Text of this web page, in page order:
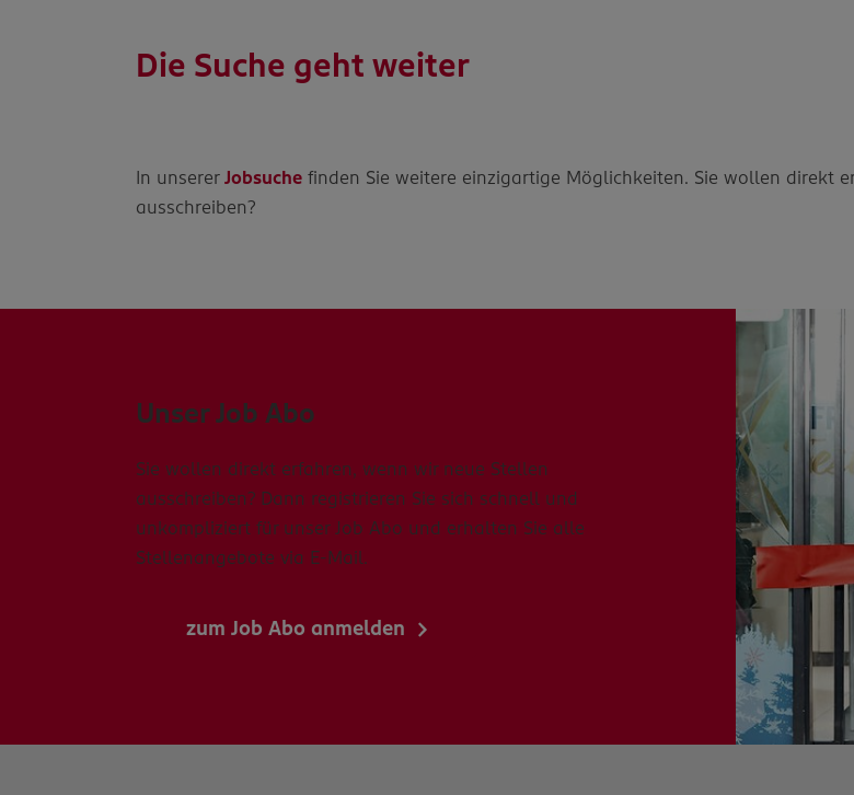
Die Suche geht weiter
In unsererJobsuche finden Sie weitere einzigartige Möglichkeiten. Sie wollen direkt
ausschreiben?
Unser Job Abo
Sie wollen direkt erfahren, wenn wir neue Stellen
ausschreiben? Dann registrieren Sie sich schnell und
unkompliziert für unser Job Abo und erhalten Sie alle
Stellenangebote via E-Mail.
zum Job Abo anmelden